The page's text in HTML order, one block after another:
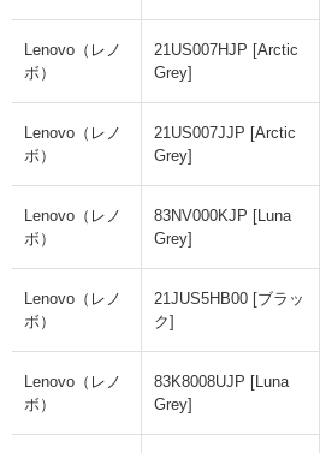
Lenovo（レノ
ボ）
21US007HJP [Arctic
Grey]
Lenovo（レノ
ボ）
21US007JJP [Arctic
Grey]
Lenovo（レノ
ボ）
83NV000KJP [Luna
Grey]
Lenovo（レノ
ボ）
21JUS5HB00 [ブラッ
ク]
Lenovo（レノ
ボ）
83K8008UJP [Luna
Grey]